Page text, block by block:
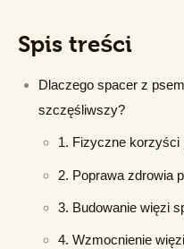
Spis treści
Dlaczego spacer z
szczęśliwszy?
1. Fizyczne korzyści
2. Poprawa zdrowia
3. Budowanie więzi
4. Wzmocnienie